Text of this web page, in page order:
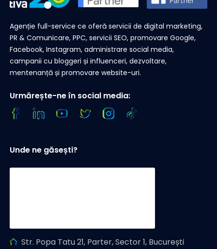
Agenție full-service ce oferă servicii de digital marketing,
PR & Comunicare, PPC, servicii SEO, promovare Google,
Facebook, Instagram, administrare social media,
campanii cu bloggeri și influenceri, dezvoltare,
mentenanță și promovare website-uri.
Urmărește-ne în social media:
Unde ne găsești?
Str. Popa Tatu 21, Parter, Sector 1, București